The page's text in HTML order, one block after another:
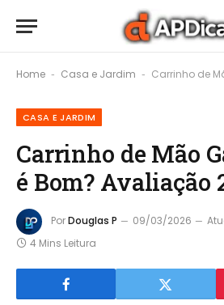
Home - Casa e Jardim - Carrinho de Mão
CASA E JARDIM
Carrinho de Mão
é Bom? Avaliação
PorDouglas P 09/03/2026
4 Mins Leitura